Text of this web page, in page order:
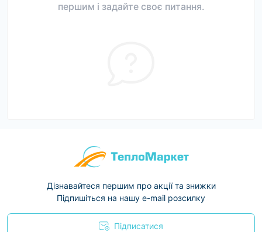
першим і задайте своє питання.
Дізнавайтеся першим про акції та знижки
Підпишіться на нашу e-mail розсилку
Підписатися